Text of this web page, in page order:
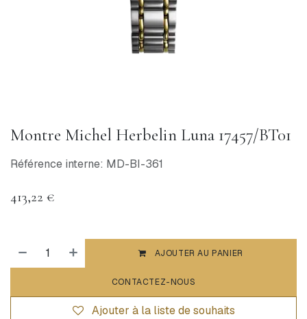
Montre Michel Herbelin Luna 17457/BT01
Référence interne: MD-BI-361
413,22 €
AJOUTER AU PANIER
CONTACTEZ-NOUS
Ajouter à la liste de souhaits